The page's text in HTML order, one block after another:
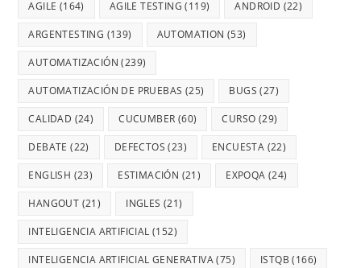
AGILE (164) AGILE TESTING (119) ANDROID (22)
ARGENTESTING (139) AUTOMATION (53)
AUTOMATIZACIÓN (239)
AUTOMATIZACIÓN DE PRUEBAS (25) BUGS (27)
CALIDAD (24) CUCUMBER (60) CURSO (29)
DEBATE (22) DEFECTOS (23) ENCUESTA (22)
ENGLISH (23) ESTIMACIÓN (21) EXPOQA (24)
HANGOUT (21) INGLES (21)
INTELIGENCIA ARTIFICIAL (152)
INTELIGENCIA ARTIFICIAL GENERATIVA(75) ISTQB (166)